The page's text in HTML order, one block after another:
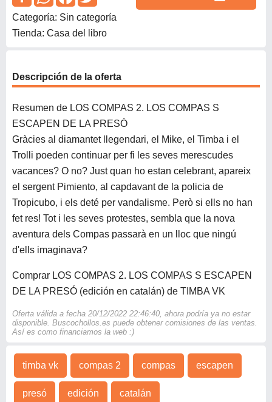
Categoría: Sin categoría
Tienda: Casa del libro
Descripción de la oferta
Resumen de LOS COMPAS 2. LOS COMPAS S
ESCAPEN DE LA PRESÓ
Gràcies al diamantet llegendari, el Mike, el Timba i el
Trolli poeden continuar per fi les seves merescudes
vacances? O no? Just quan ho estan celebrant, apareix
el sergent Pimiento, al capdavant de la policia de
Tropicubo, i els deté per vandalisme. Però si ells no han
fet res! Tot i les seves protestes, sembla que la nova
aventura dels Compas passarà en un lloc que ningú
d'ells imaginava?
Comprar LOS COMPAS 2. LOS COMPAS S ESCAPEN
DE LA PRESÓ (edición en catalán) de TIMBA VK
Oferta válida a fecha 20/12/2022 22:46:40, ahora podría ya no estar
disponible. Buscochollos.es puede obtener comisiones de las ventas.
Así es como financiamos la web :)
timba vk compas 2 compas escapen
presó edición catalán